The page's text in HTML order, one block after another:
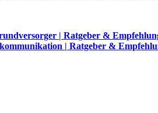
| Ratgeber &
| Ratgeber &